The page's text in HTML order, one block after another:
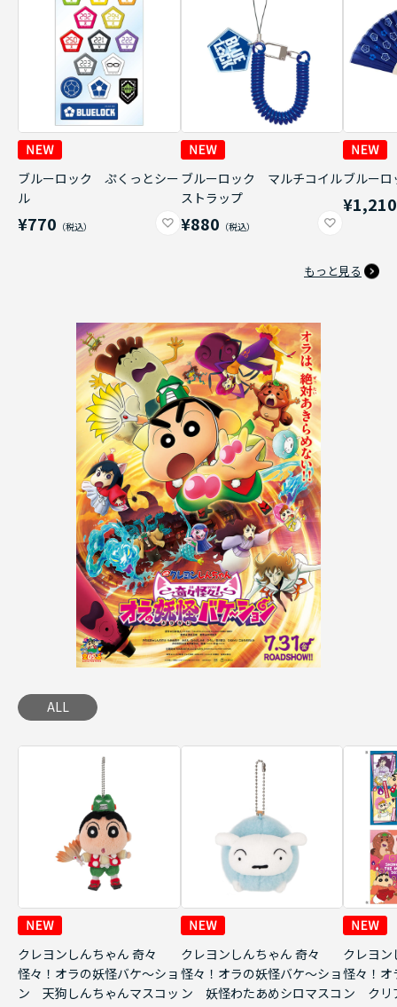
ブルーロック ぷくっとシー
ル
¥770
ブルーロック マルチコイル
ストラップ
¥880
ブルー
¥1,210
もっと見る
ALL
クレヨンしんちゃん 奇々
怪々！オラの妖怪バケ～ショ
ン 天狗しんちゃんマスコッ
クレヨンしんちゃん 奇々
怪々！オラの妖怪バケ～ショ
ン 妖怪わたあめシロマスコ
クレヨン
怪々！オ
ン クリ